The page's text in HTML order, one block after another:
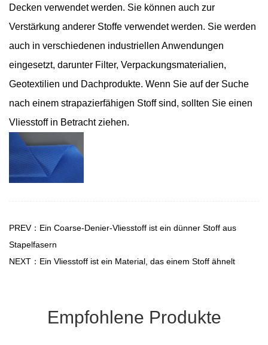
Decken verwendet werden. Sie können auch zur
Verstärkung anderer Stoffe verwendet werden. Sie werden
auch in verschiedenen industriellen Anwendungen
eingesetzt, darunter Filter, Verpackungsmaterialien,
Geotextilien und Dachprodukte. Wenn Sie auf der Suche
nach einem strapazierfähigen Stoff sind, sollten Sie einen
Vliesstoff in Betracht ziehen.
PREV：Ein Coarse-Denier-Vliesstoff ist ein dünner Stoff aus
Stapelfasern
NEXT：Ein Vliesstoff ist ein Material, das einem Stoff ähnelt
Empfohlene Produkte